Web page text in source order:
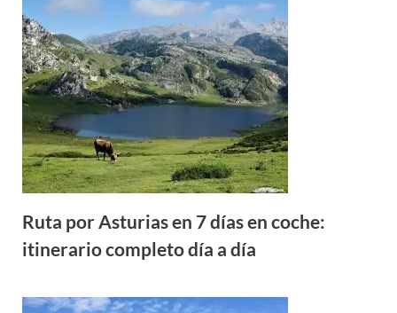
Ruta por Asturias en 7 días en coche:
itinerario completo día a día